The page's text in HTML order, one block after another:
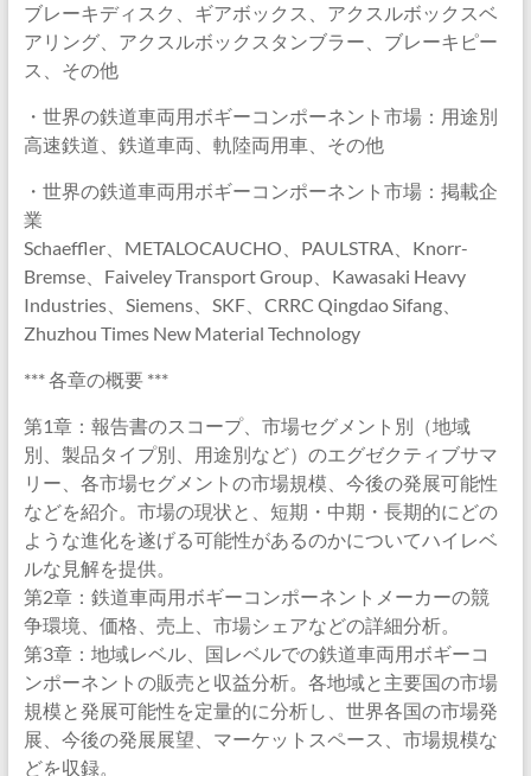
ブレーキディスク、ギアボックス、アクスルボックスベ
アリング、アクスルボックスタンブラー、ブレーキピー
ス、その他
・世界の鉄道車両用ボギーコンポーネント市場：用途別
高速鉄道、鉄道車両、軌陸両用車、その他
・世界の鉄道車両用ボギーコンポーネント市場：掲載企
業
Schaeffler、METALOCAUCHO、PAULSTRA、Knorr-
Bremse、Faiveley Transport Group、Kawasaki Heavy
Industries、Siemens、SKF、CRRC Qingdao Sifang、
Zhuzhou Times New Material Technology
*** 各章の概要 ***
第1章：報告書のスコープ、市場セグメント別（地域
別、製品タイプ別、用途別など）のエグゼクティブサマ
リー、各市場セグメントの市場規模、今後の発展可能性
などを紹介。市場の現状と、短期・中期・長期的にどの
ような進化を遂げる可能性があるのかについてハイレベ
ルな見解を提供。
第2章：鉄道車両用ボギーコンポーネントメーカーの競
争環境、価格、売上、市場シェアなどの詳細分析。
第3章：地域レベル、国レベルでの鉄道車両用ボギーコ
ンポーネントの販売と収益分析。各地域と主要国の市場
規模と発展可能性を定量的に分析し、世界各国の市場発
展、今後の発展展望、マーケットスペース、市場規模な
どを収録。